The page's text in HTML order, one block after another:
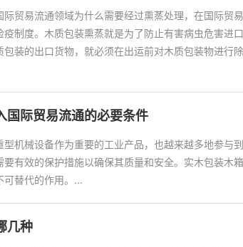
贸易流通领域为什么需要经过熏蒸处理，在国际贸
制度。木质包装熏蒸就是为了防止有害病虫危害进
装的出口货物，就必须在出运前对木质包装物进行
国际贸易流通的必要条件
机械设备作为重要的工业产品，也越来越多地参与
有效的保护措施以确保其质量和安全。实木包装木
替代的作用。...
几种